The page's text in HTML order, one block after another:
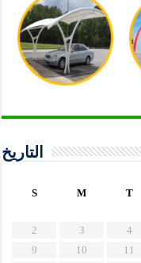
التاريخ
S
M T
2
3 4
9
10 11